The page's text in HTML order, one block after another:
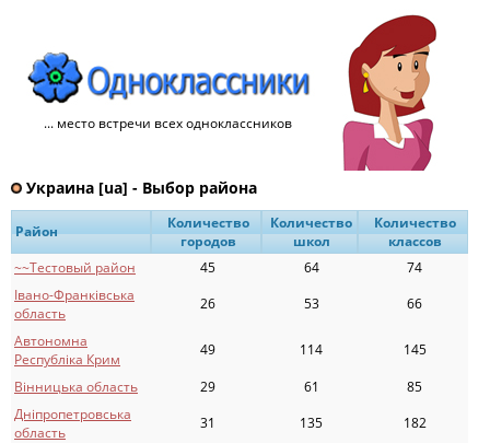
... место встречи всех одноклассников
Украина [ua] - Выбор района
Район
Количество
городов
Количество
школ
Количество
классов
~~Тестовый pайон
45 64
74
Івано-Франківська
область
26 53
66
Автономна
Республіка Крим
49 114
145
Вінницька область
29 61
85
Дніпропетровська
область
31 135
182